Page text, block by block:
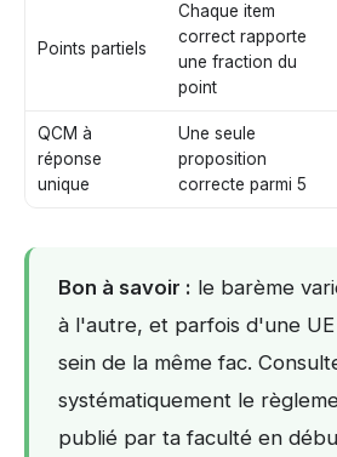
Points partiels
Chaque item
correct rapporte
une fraction du
point
QCM à
réponse
unique
Une seule
proposition
correcte parmi 5
Bon à savoir : le barème
à l'autre, et parfois d'une
sein de la même fac.
systématiquement le
publié par ta faculté en